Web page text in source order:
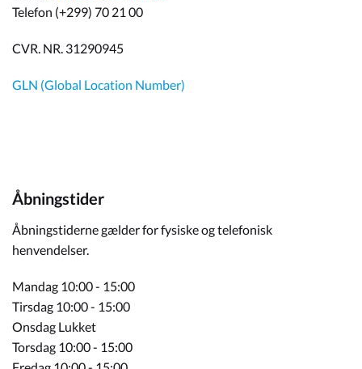
Telefon (+299) 70 21 00
CVR. NR. 31290945
GLN (Global Location Number)
Åbningstider
Åbningstiderne gælder for fysiske og telefonisk
henvendelser.
Mandag 10:00 - 15:00
Tirsdag 10:00 - 15:00
Onsdag Lukket
Torsdag 10:00 - 15:00